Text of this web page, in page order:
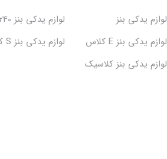
لوازم یدکی بنز
لوازم یدکی بنز C240
لوازم یدکی بنز E کلاس
لوازم یدکی بنز S کلاس
لوازم یدکی بنز کلاسیک